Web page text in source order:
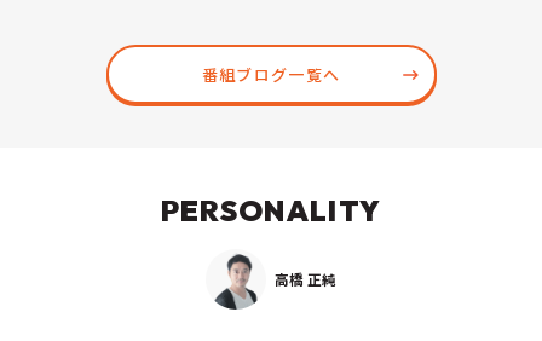
番組ブログ一覧へ
PERSONALITY
高橋 正純